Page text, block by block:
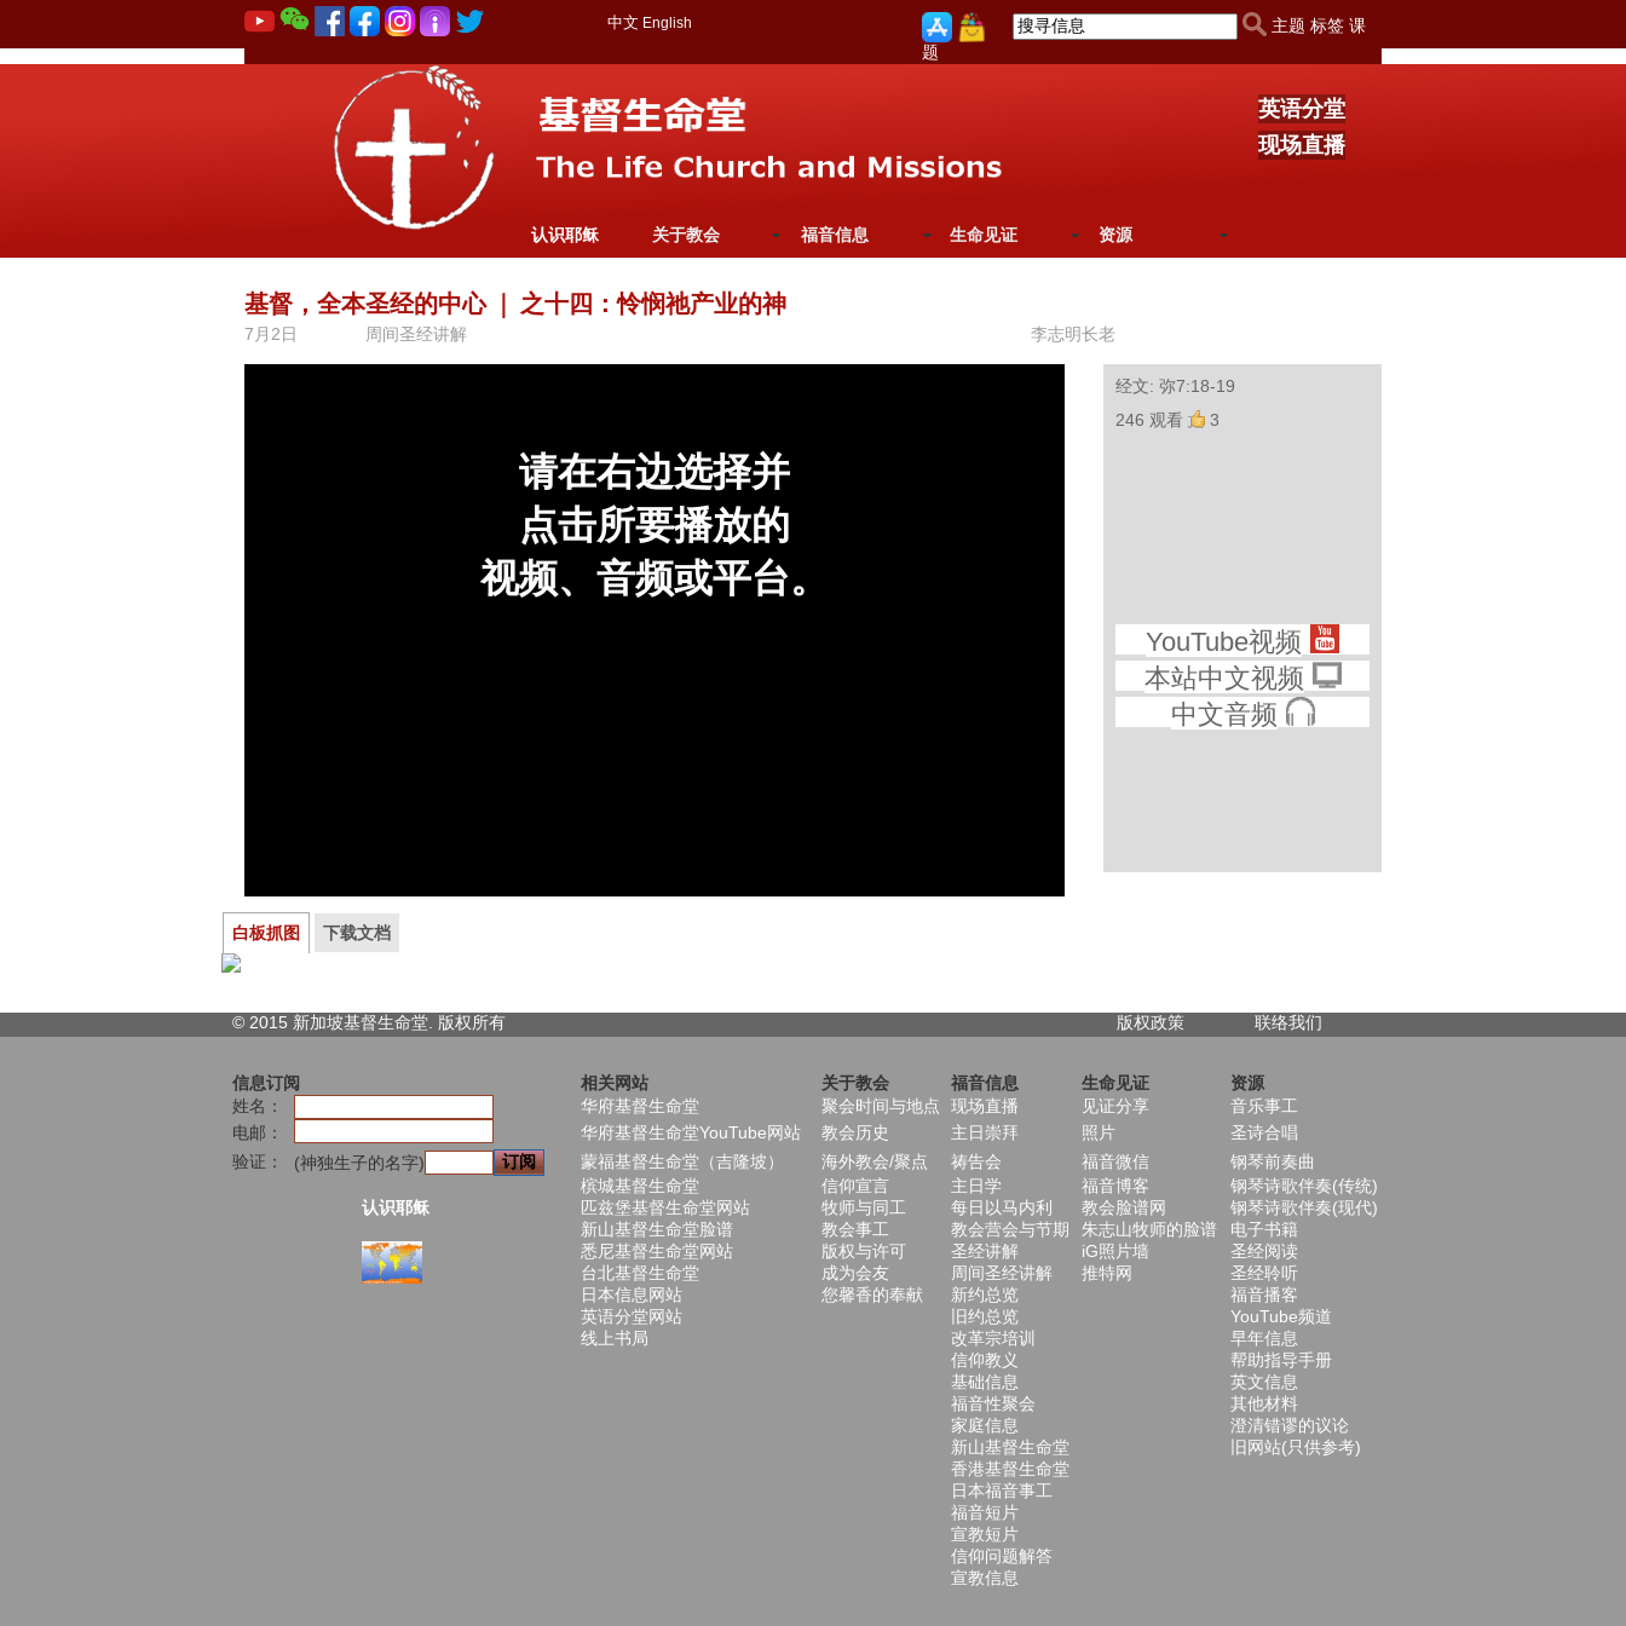
中文 English
主题 标签 课
题
英语分堂
现场直播
认识耶稣 关于教会 福音信息 生命见证 资源
基督，全本圣经的中心 之十四：怜悯祂产业的神
7月2日 周间圣经讲解 李志明长老
经文: 弥7:18-19
246 观看
3
YouTube视频
本站中文视频
中文音频
白板抓图 下载文档
© 2015 新加坡基督生命堂. 版权所有 版权政策 联络我们
信息订阅 相关网站 关于教会 福音信息 生命见证
资源
姓名：
华府基督生命堂 聚会时间与地点 现场直播 见证分享
音乐事工
电邮：
华府基督生命堂YouTube网站 教会历史 主日崇拜 照片
圣诗合唱
验证：
(神独生子的名字) 蒙福基督生命堂（吉隆坡） 海外教会/聚点 祷告会 福音微信
钢琴前奏曲
槟城基督生命堂
信仰宣言 主日学 福音博客
钢琴诗歌伴奏(传统)
认识耶稣
匹兹堡基督生命堂网站 牧师与同工 每日以马内利 教会脸谱网
钢琴诗歌伴奏(现代)
新山基督生命堂脸谱
教会事工 教会营会与节期 朱志山牧师的脸谱
电子书籍
悉尼基督生命堂网站
版权与许可 圣经讲解 iG照片墙
圣经阅读
台北基督生命堂
成为会友 周间圣经讲解 推特网
圣经聆听
日本信息网站
您馨香的奉献 新约总览
福音播客
英语分堂网站
旧约总览
YouTube频道
线上书局
改革宗培训
早年信息
信仰教义
帮助指导手册
基础信息
英文信息
福音性聚会
其他材料
家庭信息
澄清错谬的议论
新山基督生命堂
旧网站(只供参考)
香港基督生命堂
日本福音事工
福音短片
宣教短片
信仰问题解答
宣教信息